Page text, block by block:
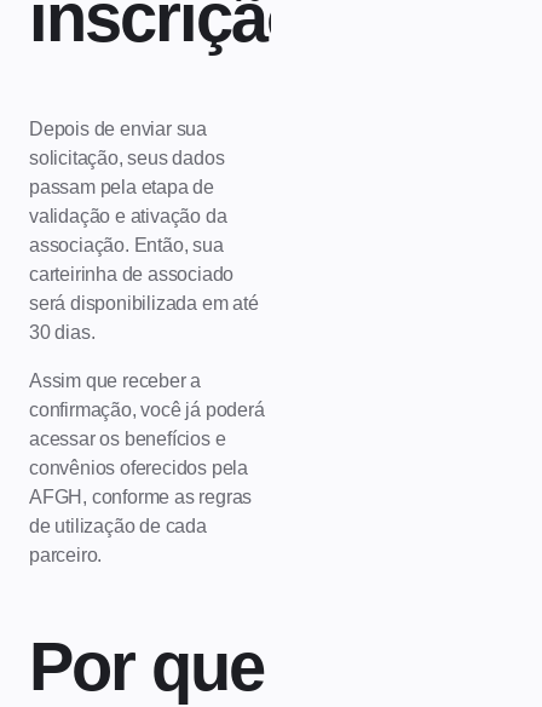
inscrição?
Depois de enviar sua
solicitação, seus dados
passam pela etapa de
validação e ativação da
associação. Então, sua
carteirinha de associado
será disponibilizada em até
30 dias.
Assim que receber a
confirmação, você já poderá
acessar os benefícios e
convênios oferecidos pela
AFGH, conforme as regras
de utilização de cada
parceiro.
Por que